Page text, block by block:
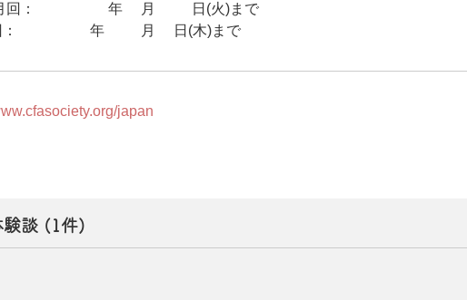
回：2026年8月11日(火)まで
：2026年11月5日(木)まで
japan
験談 (1件)